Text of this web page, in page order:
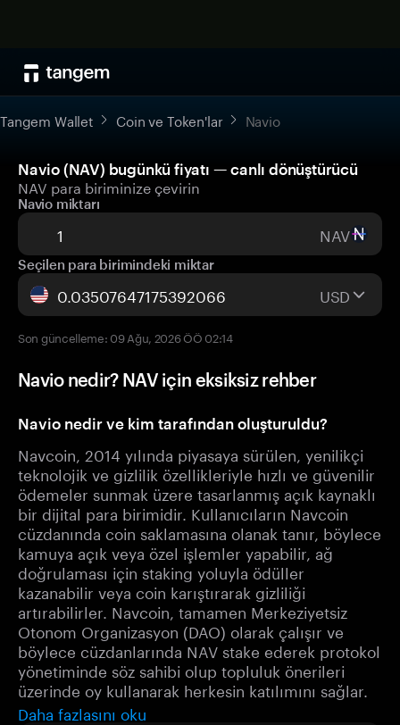
Tangem Wallet Coin ve Token'lar Navio
Navio (NAV) bugünkü fiyatı — canlı dönüştürücü
NAV para biriminize çevirin
Navio miktarı
NAV
Seçilen para birimindeki miktar
USD
Son güncelleme: 09 Ağu, 2026 ÖÖ 02:14
Navio nedir? NAV için eksiksiz rehber
Navio nedir ve kim tarafından oluşturuldu?
Navcoin, 2014 yılında piyasaya sürülen, yenilikçi
teknolojik ve gizlilik özellikleriyle hızlı ve güvenilir
ödemeler sunmak üzere tasarlanmış açık kaynaklı
bir dijital para birimidir. Kullanıcıların Navcoin
cüzdanında coin saklamasına olanak tanır, böylece
kamuya açık veya özel işlemler yapabilir, ağ
doğrulaması için staking yoluyla ödüller
kazanabilir veya coin karıştırarak gizliliği
artırabilirler. Navcoin, tamamen Merkeziyetsiz
Otonom Organizasyon (DAO) olarak çalışır ve
böylece cüzdanlarında NAV stake ederek protokol
yönetiminde söz sahibi olup topluluk önerileri
üzerinde oy kullanarak herkesin katılımını sağlar.
Daha fazlasını oku